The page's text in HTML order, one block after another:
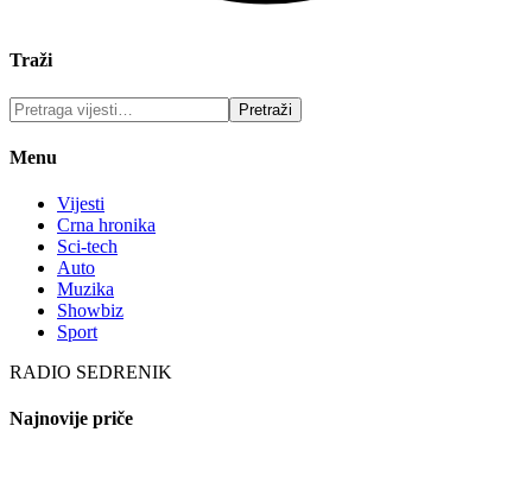
Traži
Menu
Vijesti
Crna hronika
Sci-tech
Auto
Muzika
Showbiz
Sport
RADIO SEDRENIK
Najnovije priče